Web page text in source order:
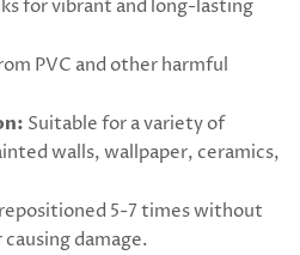
for vibrant and long-lasting
PVC and other harmful
Suitable for a variety of
walls, wallpaper, ceramics,
5-7 times without
damage.